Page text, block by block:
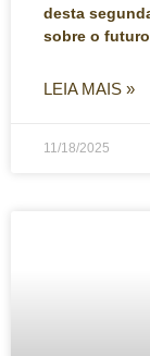
desta
sobre o
LEIA MAIS »
11/18/2025